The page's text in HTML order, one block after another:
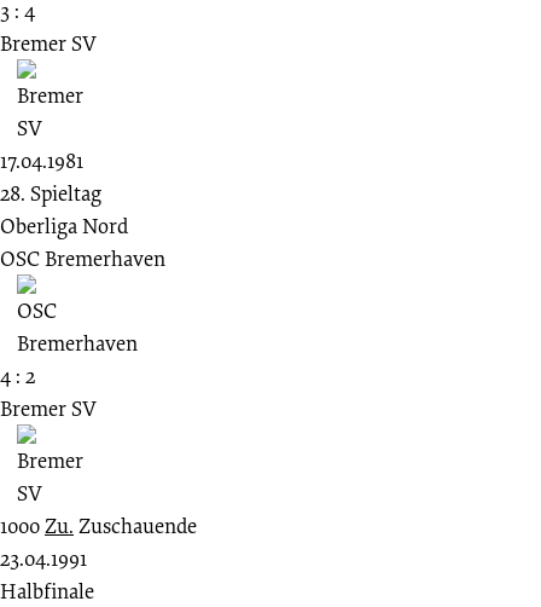
3 : 4
Bremer SV
17.04.1981
28. Spieltag
Oberliga Nord
OSC Bremerhaven
4 : 2
Bremer SV
1000 Zu. Zuschauende
23.04.1991
Halbfinale